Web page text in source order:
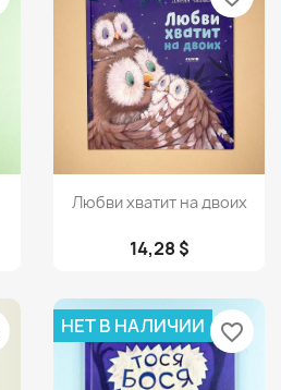
Просмотр
Любви хватит на двоих
14,28 $
НЕТ В НАЛИЧИИ favorite_border